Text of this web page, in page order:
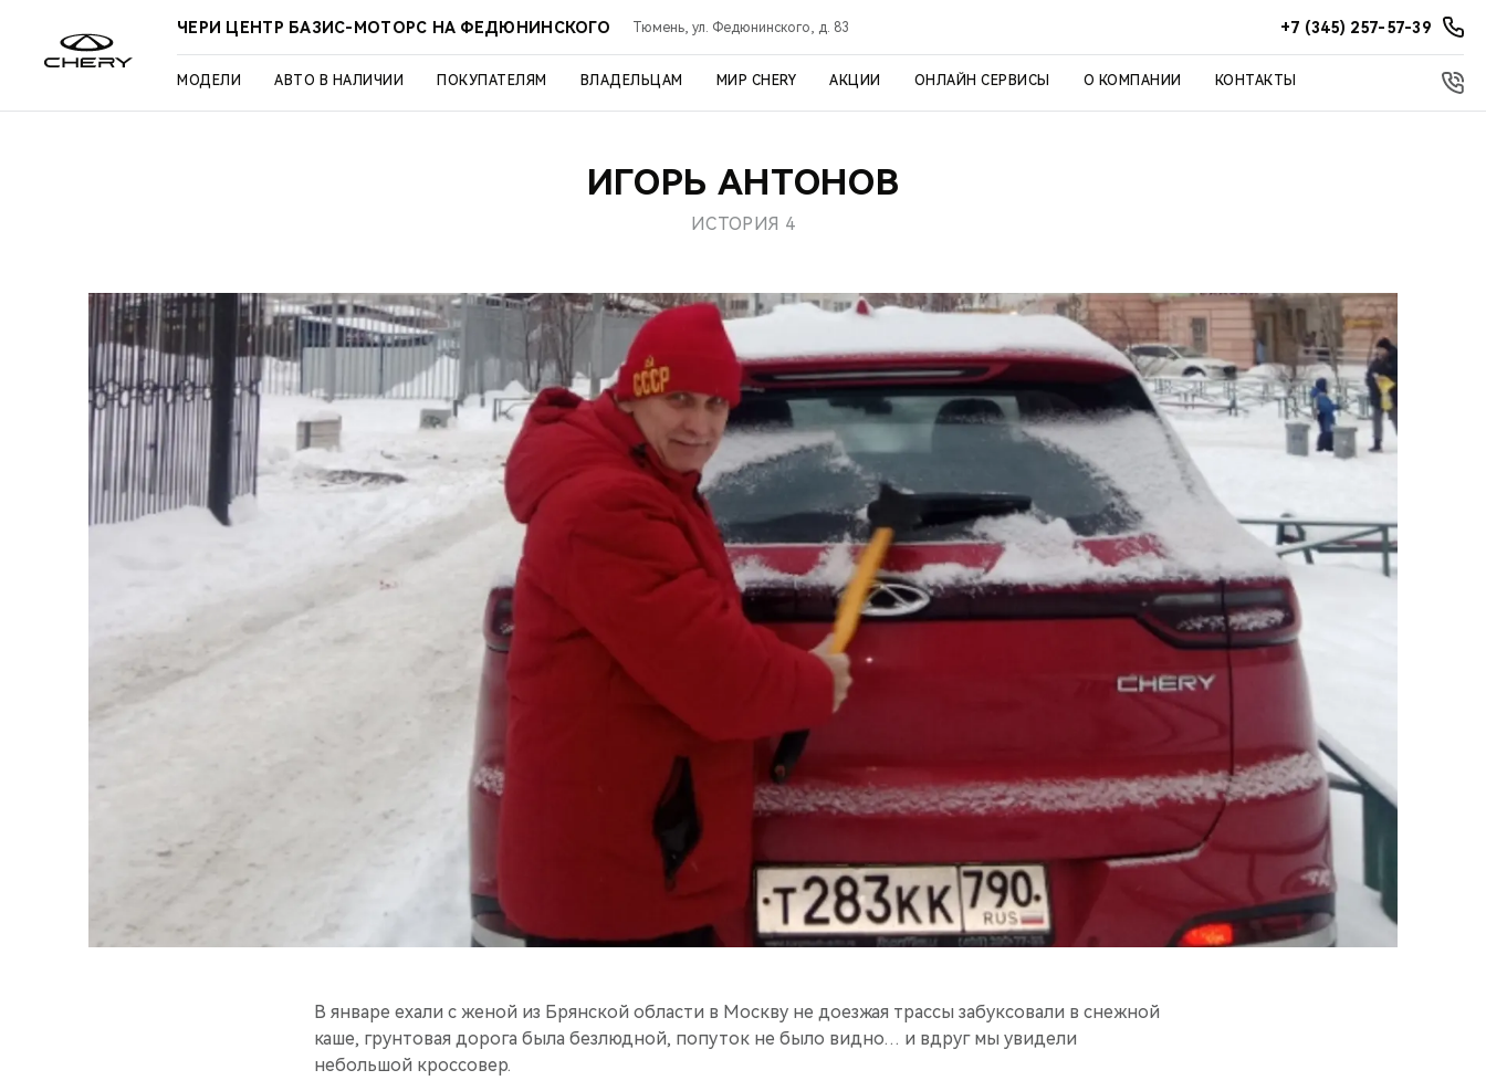
ЧЕРИ ЦЕНТР БАЗИС-МОТОРС НА ФЕДЮНИНСКОГО Тюмень, ул. Федюнинского, д. 83 +7 (345) 257-57-39
МОДЕЛИ АВТО В НАЛИЧИИ ПОКУПАТЕЛЯМ ВЛАДЕЛЬЦАМ МИР CHERY АКЦИИ ОНЛАЙН СЕРВИСЫ О КОМПАНИИ КОНТАКТЫ
ИГОРЬ АНТОНОВ
ИСТОРИЯ 4
В январе ехали с женой из Брянской области в Москву не доезжая трассы забуксовали в снежной
каше, грунтовая дорога была безлюдной, попуток не было видно… и вдруг мы увидели
небольшой кроссовер.